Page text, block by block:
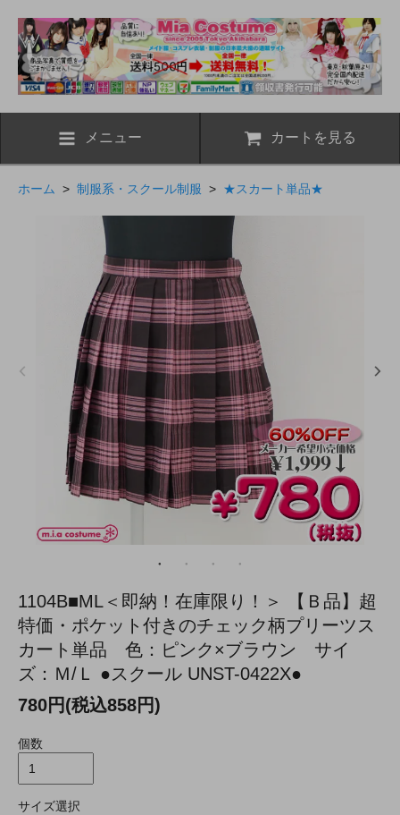
メニュー カートを見る
ホーム > 制服系・スクール制服 > ★スカート単品★
1104B■ML＜即納！在庫限り！＞ 【Ｂ品】超
特価・ポケット付きのチェック柄プリーツス
カート単品 色：ピンク×ブラウン サイ
ズ：Ｍ/Ｌ ●スクール UNST-0422X●
780円(税込858円)
個数
サイズ選択